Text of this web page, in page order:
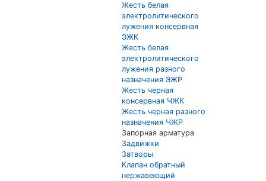
Жесть белая
электролитического
лужения консервная
ЭЖК
Жесть белая
электролитического
лужения разного
назначения ЭЖР
Жесть черная
консервная ЧЖК
Жесть черная разного
назначения ЧЖР
Запорная арматура
Задвижки
Затворы
Клапан обратный
нержавеющий